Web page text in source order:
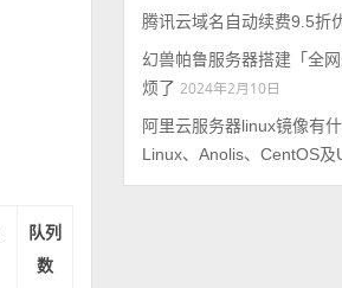
队列
数
腾讯云域名自动续费9.5折
幻兽帕鲁服务器搭建「全
烦了 2024年2月10日
阿里云服务器linux镜像有
Linux、Anolis、CentOS及